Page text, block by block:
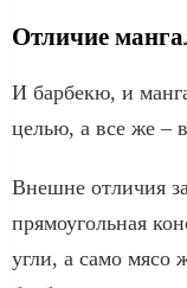
Отличие
И барбекю, и
целью, а все же –
Внешне отличия
прямоугольная
угли, а само